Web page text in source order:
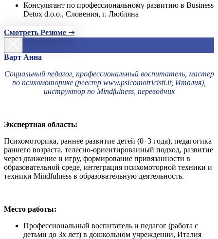
Консультант по профессиональному развитию в Business
Detox d.o.o., Словения, г. Любляна
Смотреть Резюме ➝
Варт Анна
Социальный педагог, профессиональный воспитатель, мастер
по психомоторике (реестр www.psicomotricisti.it, Италия),
инструктор по Mindfulness, переводчик
Экспертная область:
Психомоторика, раннее развитие детей (0–3 года), педагогика
раннего возраста, телесно-ориентированный подход, развитие
через движение и игру, формирование привязанности в
образовательной среде, интеграция психомоторной техники и
техники Mindfulness в образовательную деятельность.
Место работы:
Профессиональный воспитатель и педагог (работа с
детьми до 3х лет) в дошкольном учреждении, Италия